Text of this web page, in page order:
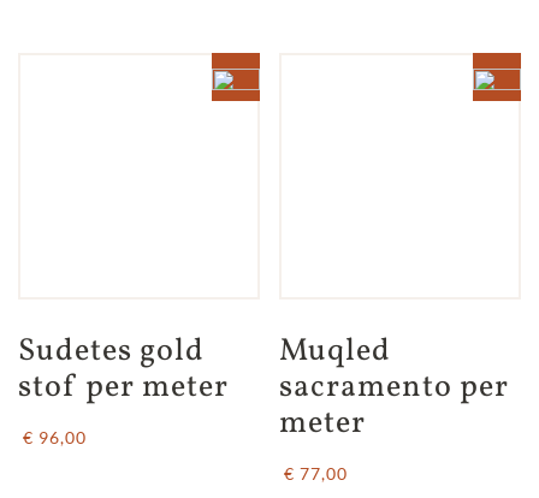
Sudetes gold
stof per meter
€ 96,00
Muqled
sacramento per
meter
€ 77,00